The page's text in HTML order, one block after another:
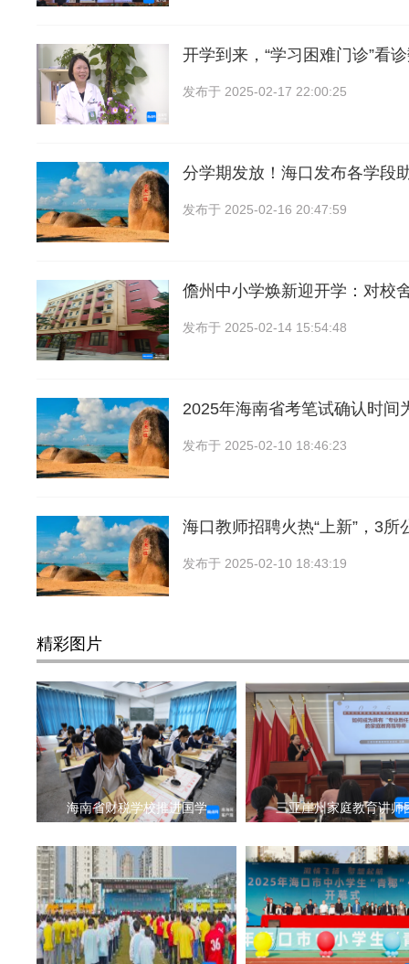
开学到来，“学习困难门诊”看
发布于 2025-02-17 22:00:25
分学期发放！海口发布各学段
发布于 2025-02-16 20:47:59
儋州中小学焕新迎开学：对校
发布于 2025-02-14 15:54:48
2025年海南省考笔试确认时间
发布于 2025-02-10 18:46:23
海口教师招聘火热“上新”，3所
发布于 2025-02-10 18:43:19
精彩图片
海南省财税学校推进国学 三亚崖州家庭教育讲师